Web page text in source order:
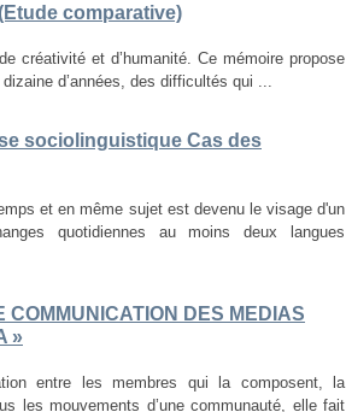
comparative)
créativité et d’humanité. Ce mémoire propose
d’années, des difficultés qui ...
sociolinguistique Cas des
et en même sujet est devenu le visage d'un
quotidiennes au moins deux langues
DES MEDIAS
»
entre les membres qui la composent, la
les mouvements d’une communauté, elle fait